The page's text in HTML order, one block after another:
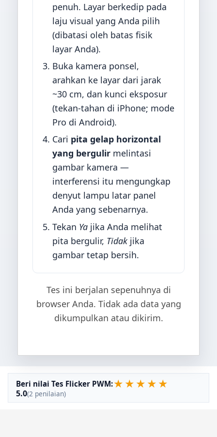
penuh. Layar berkedip pada
laju visual yang Anda pilih
(dibatasi oleh batas fisik
layar Anda).
Buka kamera ponsel,
arahkan ke layar dari jarak
~30 cm, dan kunci eksposur
(tekan-tahan di iPhone; mode
Pro di Android).
Cari pita gelap horizontal
yang bergulir melintasi
gambar kamera —
interferensi itu mengungkap
denyut lampu latar panel
Anda yang sebenarnya.
Tekan Ya jika Anda melihat
pita bergulir, Tidakjika
gambar tetap bersih.
Tes ini berjalan sepenuhnya di
browser Anda. Tidak ada data yang
dikumpulkan atau dikirim.
Beri nilai Tes Flicker PWM:★ ★ ★ ★ ★
5.0(2 penilaian)